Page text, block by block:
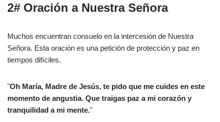
2# Oración a Nuestra Señora
Muchos encuentran consuelo en la intercesión de Nuestra
Señora. Esta oración es una petición de protección y paz en
tiempos difíciles.
"Oh María, Madre de Jesús, te pido que me cuides en este
momento de angustia. Que traigas paz a mi corazón y
tranquilidad a mi mente."